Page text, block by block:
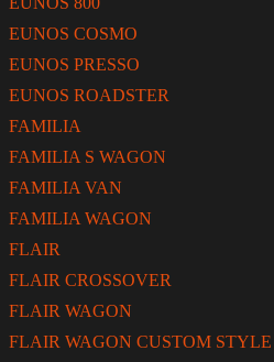
EUNOS COSMO
EUNOS PRESSO
EUNOS ROADSTER
FAMILIA
FAMILIA S WAGON
FAMILIA VAN
FAMILIA WAGON
FLAIR
FLAIR CROSSOVER
FLAIR WAGON
FLAIR WAGON CUSTOM STYLE